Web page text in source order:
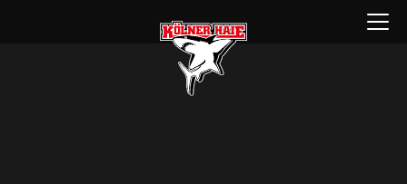
Menü
öffnen